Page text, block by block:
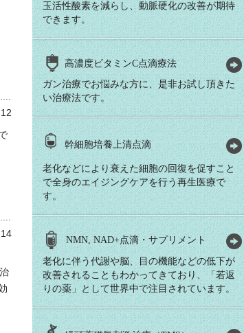
玉活性酸素を減らし、動脈硬化の改善が期待
できます。
高濃度ビタミンC点滴療法
ガン治療でお悩みな方に、是非お試し頂きた
い治療法です。
幹細胞培養上清点滴
老化などにより衰えた細胞の回復を促すこと
で全身のエイジングケアを行う再生医療で
す。
NMN, NAD+点滴・サプリメント
老化に伴う代謝や脳、目の機能などの低下が
改善されることもわかってきており、「若返
りの薬」として世界中で注目されています。